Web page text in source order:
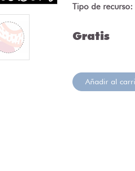
Tipo de recurso:
Gratis
Añadir al